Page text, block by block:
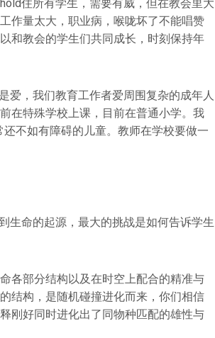
住所有学生，需要有威，但在教会里大
作量太大，职业病，喉咙坏了不能唱赞
和教会的学生们共同成长，时刻保持年
爱，我们教育工作者爱周围复杂的成年人
在特殊学校上课，目前在普通小学。我
还不如有障碍的儿童。教师在学校要做一
生命的起源，最大的挑战是如何告诉学生
各部分结构以及在时空上配合的精准与
结构，是随机碰撞进化而来，你们相信
刚好同时进化出了同物种匹配的雄性与